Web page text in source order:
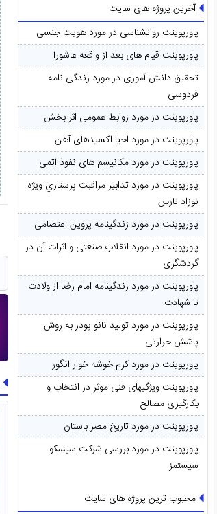
آخرین پروژه های سایت
پاورپوینت روانشناسی در مورد هویت جنسی
پاورپوینت قیام های بعد از واقعه عاشورا
تحقیق دانش آموزی در مورد زندگی نامه
فردوسی
پاورپوینت در مورد روابط عمومی اثر بخش
پاورپوینت در مورد احیا اکسیدهای آهن
پاورپوینت در مورد مکانیسم های نفوذ اتمی
پاورپوینت در مورد تدابیر مراقبت پرستاري ويژه
نوزاد نارس
پاورپوینت در مورد زندگینامه پروین اعتصامی
پاورپوینت در مورد انقلاب صنعتی و اثرات آن در
گردشگری
پاورپوینت در مورد زندگینامه امام رضا از ولادت
تا شهادت
پاورپوینت در مورد تولید نانو پودر به روش
پاشش حرارتی
پاورپوینت در مورد کرم خوشه خوار انگور
پاورپوینت ویژگیهای فنی موثر در انتخاب و
بکارگیری مصالح
پاورپوینت در مورد تاريخ مصر باستان
پاورپوینت در مورد بررسی شرکت سیسکو
سیستمز
محبوب ترین پروژه های سایت